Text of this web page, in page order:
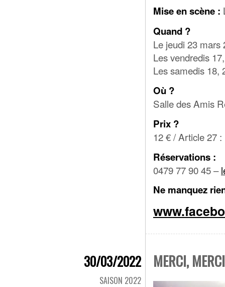
Mise en scène :
Quand ?
Le jeudi 23 mars
Les vendredis
Les samedis 18,
Où ?
Salle des Amis
Prix ?
12 € / Article 27
Réservations :
0479 77 90 45 –
Ne manquez
30/03/2022
SAISON 2022
MERCI,